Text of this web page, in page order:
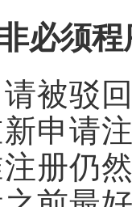
必须程
被驳
申请
册仍